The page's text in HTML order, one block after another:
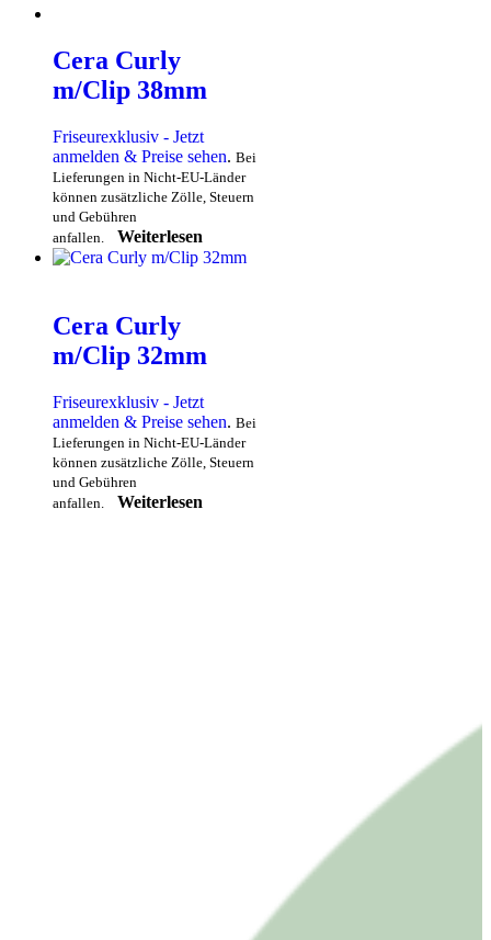
Cera Curly
m/Clip 38mm
Friseurexklusiv - Jetzt
anmelden & Preise sehen. Bei
Lieferungen in Nicht-EU-Länder
können zusätzliche Zölle, Steuern
und Gebühren
anfallen.
Weiterlesen
Cera Curly
m/Clip 32mm
Friseurexklusiv - Jetzt
anmelden & Preise sehen. Bei
Lieferungen in Nicht-EU-Länder
können zusätzliche Zölle, Steuern
und Gebühren
anfallen.
Weiterlesen